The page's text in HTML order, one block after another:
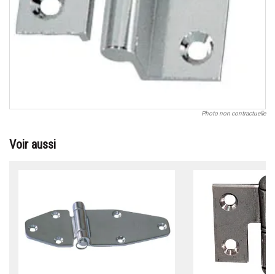
Photo non contractuelle
Voir aussi